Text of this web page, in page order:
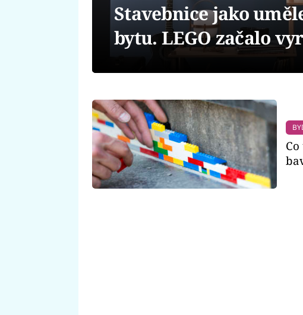
Stavebnice jako
bytu. LEGO začalo